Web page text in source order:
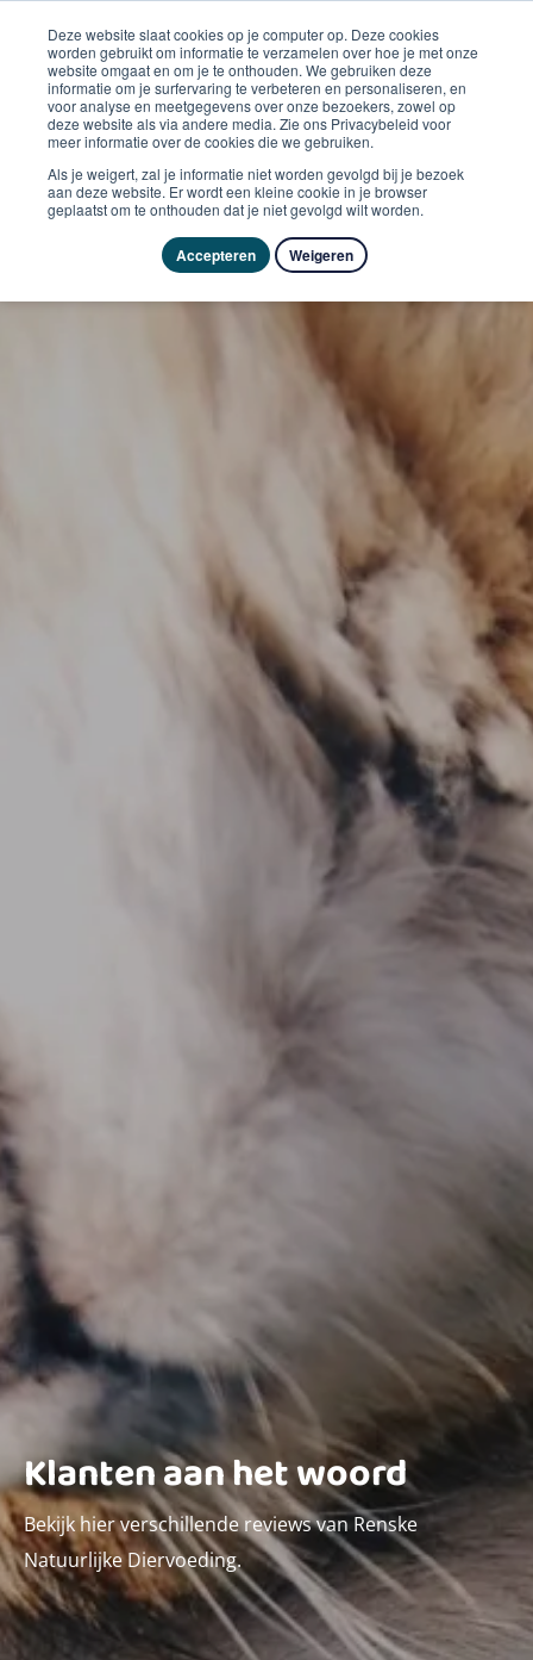
Deze website slaat cookies op je computer op. Deze cookies
worden gebruikt om informatie te verzamelen over hoe je met onze
website omgaat en om je te onthouden. We gebruiken deze
informatie om je surfervaring te verbeteren en personaliseren, en
voor analyse en meetgegevens over onze bezoekers, zowel op
deze website als via andere media. Zie ons Privacybeleid voor
meer informatie over de cookies die we gebruiken.
Als je weigert, zal je informatie niet worden gevolgd bij je bezoek
aan deze website. Er wordt een kleine cookie in je browser
geplaatst om te onthouden dat je niet gevolgd wilt worden.
Accepteren Weigeren
Klanten aan het woord
Bekijk hier verschillende reviews van Renske
Natuurlijke Diervoeding.